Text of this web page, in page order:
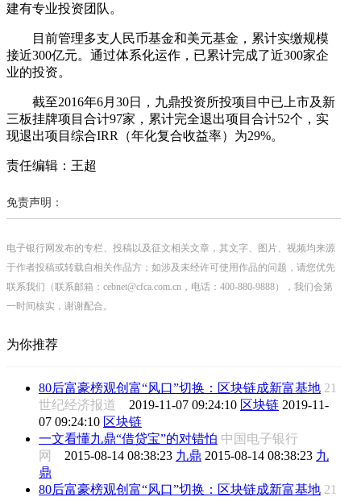
建有专业投资团队。
目前管理多支人民币基金和美元基金，累计实缴规模
接近300亿元。通过体系化运作，已累计完成了近300家企
业的投资。
截至2016年6月30日，九鼎投资所投项目中已上市及新
三板挂牌项目合计97家，累计完全退出项目合计52个，实
现退出项目综合IRR（年化复合收益率）为29%。
责任编辑：王超
免责声明：
电子银行网发布的专栏、投稿以及征文相关文章，其文字、图片、视频均来源
于作者投稿或转载自相关作品方；如涉及未经许可使用作品的问题，请您优先
联系我们（联系邮箱：cebnet@cfca.com.cn，电话：400-880-9888），我们会第
一时间核实，谢谢配合。
为你推荐
80后富豪榜观创富“风口”切换：区块链成新富基地 21
世纪经济报道 2019-11-07 09:24:10 区块链 2019-11-
07 09:24:10 区块链
一文看懂九鼎“借贷宝”的对错怕 中国电子银行
网 2015-08-14 08:38:23 九鼎 2015-08-14 08:38:23 九
鼎
80后富豪榜观创富“风口”切换：区块链成新富基地 21